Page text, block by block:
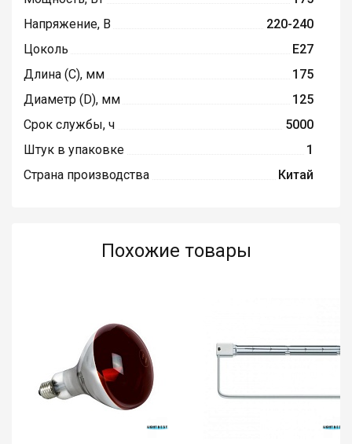
Напряжение, В
220-240
Цоколь
E27
Длина (C), мм
175
Диаметр (D), мм
125
Срок службы, ч
5000
Штук в упаковке
1
Страна производства
Китай
Похожие товары